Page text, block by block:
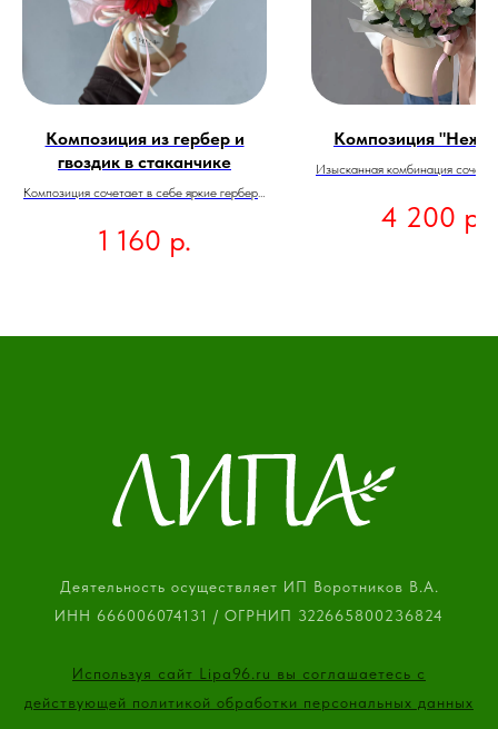
Композиция из гербер и
гвоздик в стаканчике
Композиция сочетает в себе яркие герберы
букет выглядит игриво и непринужденно,
идеально подходит для подарка в качестве
1 160 р.
Композиция
Изысканная комбинация
мягкостью розовых
букет наполняет атмосферу
4 200 р.
Деятельность осуществляет ИП Воротников В.А.
ИНН 666006074131 / ОГРНИП 322665800236824
Используя сайт Lipa96.ru вы соглашаетесь с
действующей политикой обработки персональных данных